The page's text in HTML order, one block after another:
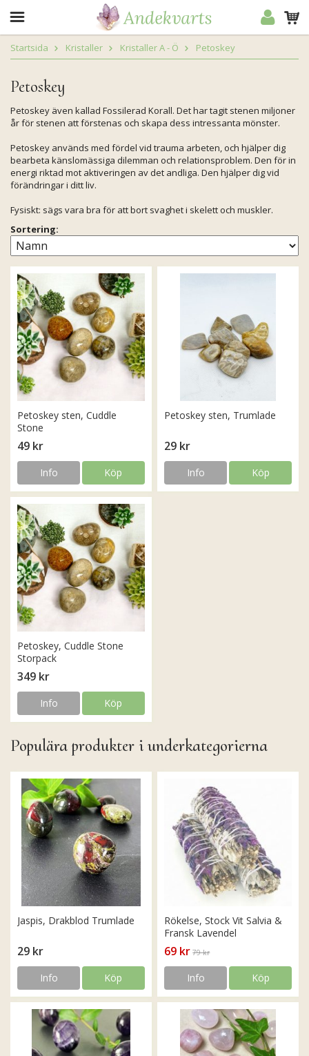
Startsida Kristaller Kristaller A - Ö Petoskey
Petoskey
Petoskey även kallad Fossilerad Korall. Det har tagit stenen miljoner
år för stenen att förstenas och skapa dess intressanta mönster.
Petoskey används med fördel vid trauma arbeten, och hjälper dig
bearbeta känslomässiga dilemman och relationsproblem. Den för in
energi riktad mot aktiveringen av det andliga. Den hjälper dig vid
förändringar i ditt liv.
Fysiskt: sägs vara bra för att bort svaghet i skelett och muskler.
Sortering:
Petoskey sten, Cuddle
Stone
49 kr
Info Köp
Petoskey sten, Trumlade
29 kr
Info Köp
Petoskey, Cuddle Stone
Storpack
349 kr
Info Köp
Populära produkter i underkategorierna
Jaspis, Drakblod Trumlade
29 kr
Info Köp
Rökelse, Stock Vit Salvia &
Fransk Lavendel
69 kr 79 kr
Info Köp